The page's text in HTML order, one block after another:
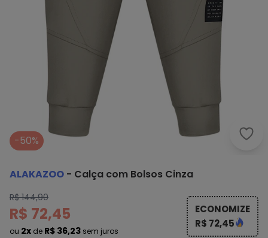
-50%
ALAKAZOO - Calça com Bolsos Cinza
R$ 144,90
R$ 72,45
ou 2x de R$ 36,23 sem juros
ECONOMIZE
R$ 72,45